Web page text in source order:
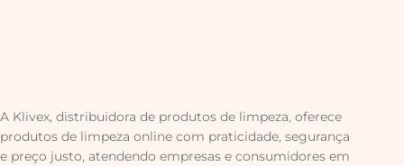
A Klivex, distribuidora de produtos de limpeza, oferece
produtos de limpeza online com praticidade, segurança
e preço justo, atendendo empresas e consumidores em